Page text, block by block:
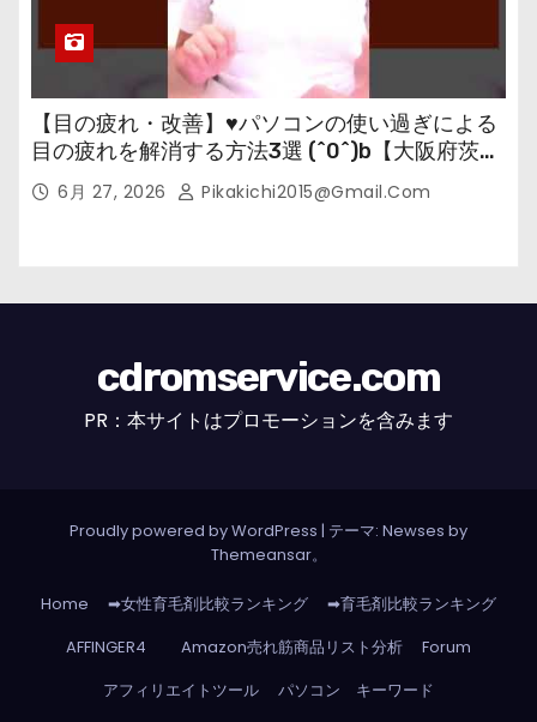
【目の疲れ・改善】♥パソコンの使い過ぎによる
目の疲れを解消する方法3選 (^0^)b【大阪府茨木
市の女性・美容鍼灸・整体師が教えます。】
6月 27, 2026 Pikakichi2015@gmail.com
cdromservice.com
PR：本サイトはプロモーションを含みます
Proudly powered by WordPress | テーマ: Newses by
Themeansar。
Home ➡女性育毛剤比較ランキング
➡育毛剤比較ランキング
AFFINGER4
Amazon売れ筋商品リスト分析
Forum
アフィリエイトツール
パソコン キーワード